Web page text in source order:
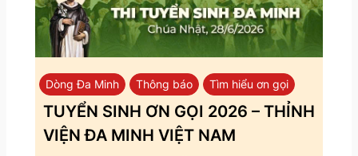
Dòng Đa Minh Thông báo Tìm hiểu ơn gọi
TUYỂN SINH ƠN GỌI 2026 – THỈNH
VIỆN ĐA MINH VIỆT NAM